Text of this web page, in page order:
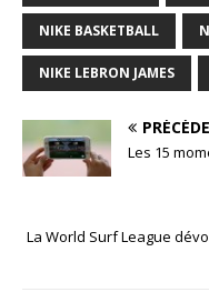
NIKE BASKETBALL
NIKE LEBRON JAMES
Les 15
La World Surf League